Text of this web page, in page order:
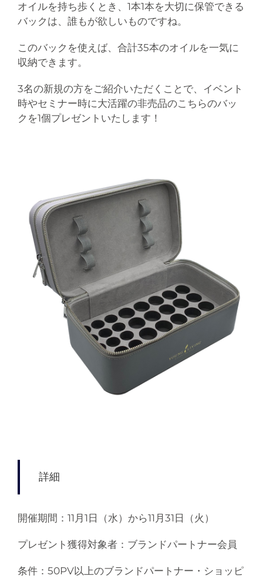
オイルを持ち歩くとき、1本1本を大切に保管できる
バックは、誰もが欲しいものですね。
このバックを使えば、合計35本のオイルを一気に
収納できます。
3名の新規の方をご紹介いただくことで、イベント
時やセミナー時に大活躍の非売品のこちらのバッ
クを1個プレゼントいたします！
詳細
開催期間：11月1日（水）から11月31日（火）
プレゼント獲得対象者：ブランドパートナー会員
条件：50PV以上のブランドパートナー・ショッピ